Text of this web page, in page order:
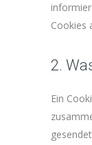
Cookies
2.
Ein